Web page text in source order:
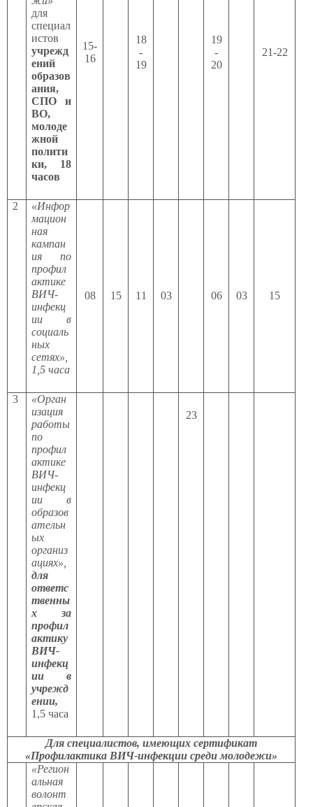
для
специал
истов
учрежд
ений
образов
ания,
СПО и
ВО,
молоде
жной
полити
ки, 18
часов
15-
16
18
-
19
19
-
20
21-22
2
«Инфор
мацион
ная
кампан
ия по
профил
актике
ВИЧ-
инфекц
ии в
социаль
ных
сетях»,
1,5 часа
08 15 1 1 03 06 03 15
3
«Орган
изация
работы
по
профил
актике
ВИЧ-
инфекц
ии в
образов
ательн
ых
организ
ациях»,
для
ответс
твенны
х за
профил
актику
ВИЧ-
инфекц
ии в
учрежд
ении,
1,5 часа
23
Для специалистов, имеющих сертификат
«Профилактика ВИЧ-инфекции среди молодежи»
«Регион
альная
волонт